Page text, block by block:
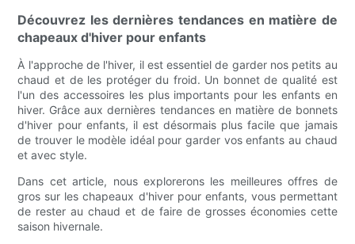
Découvrez les dernières tendances en matière de
chapeaux d'hiver pour enfants
À l'approche de l'hiver, il est essentiel de garder nos petits au
chaud et de les protéger du froid. Un bonnet de qualité est
l'un des accessoires les plus importants pour les enfants en
hiver. Grâce aux dernières tendances en matière de bonnets
d'hiver pour enfants, il est désormais plus facile que jamais
de trouver le modèle idéal pour garder vos enfants au chaud
et avec style.
Dans cet article, nous explorerons les meilleures offres de
gros sur les chapeaux d'hiver pour enfants, vous permettant
de rester au chaud et de faire de grosses économies cette
saison hivernale.